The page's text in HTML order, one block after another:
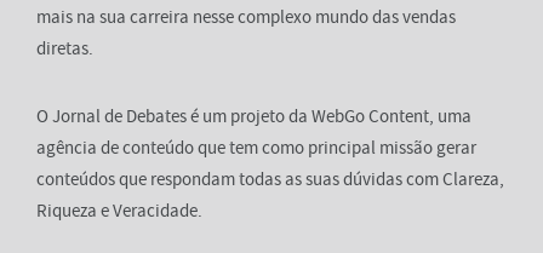
mais na sua carreira nesse complexo mundo das vendas
diretas.
O Jornal de Debates é um projeto da WebGo Content, uma
agência de conteúdo que tem como principal missão gerar
conteúdos que respondam todas as suas dúvidas com Clareza,
Riqueza e Veracidade.